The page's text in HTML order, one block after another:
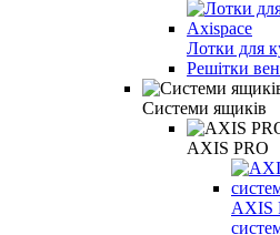
Лотки для
Решітки
Системи ящиків
AXIS PRO
AXIS